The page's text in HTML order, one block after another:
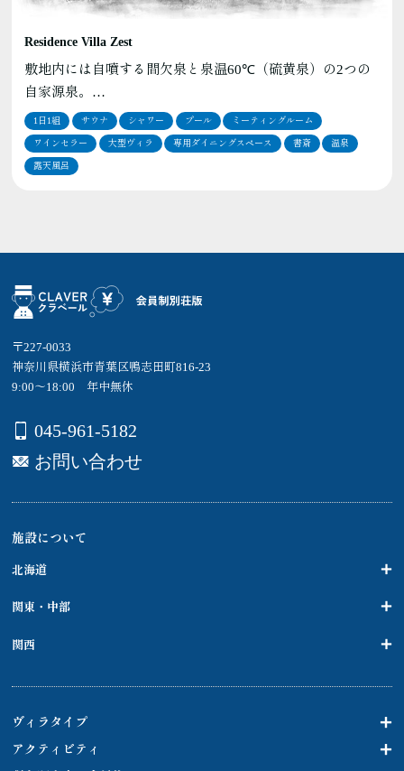
Residence Villa Zest
敷地内には自噴する間欠泉と泉温60℃（硫黄泉）の2つの
自家源泉。…
1日1組 サウナ シャワー プール ミーティングルーム
ワインセラー 大型ヴィラ 専用ダイニングスペース 書斎 温泉
露天風呂
〒227-0033
神奈川県横浜市青葉区鴨志田町816-23
9:00～18:00 年中無休
045-961-5182
お問い合わせ
施設について
北海道
関東・中部
関西
ヴィラタイプ
アクティビティ